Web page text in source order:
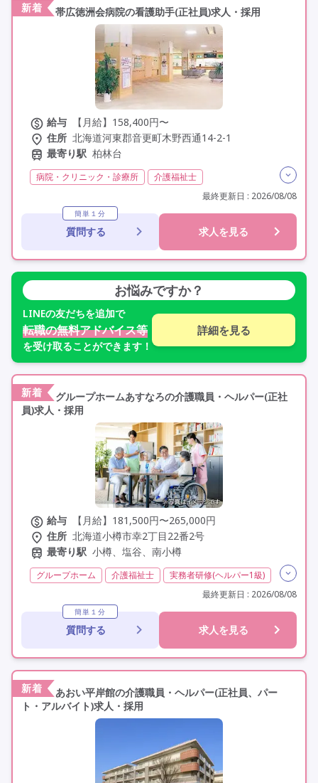
新着 帯広徳洲会病院の看護助手(正社員)求人・採用
給与
【月給】158,400円〜
住所 北海道河東郡音更町木野西通14-2-1
最寄り駅 柏林台
病院・クリニック・診療所
介護福祉士
常勤
社会保険完備
交通費支給
年間休日110日以上
学歴不問
定年60歳以上
最終更新日 : 2026/08/08
簡単１分
質問する 求人を見る
お悩みですか？
LINEの友だちを追加で
転職の無料アドバイス等
を受け取ることができます！
詳細を見る
新着
グループホームあすなろの介護職員・ヘルパー(正社
員)求人・採用
給与
【月給】181,500円〜265,000円
住所 北海道小樽市幸2丁目22番2号
最寄り駅 小樽、塩谷、南小樽
グループホーム 介護福祉士
実務者研修(ヘルパー1級)
夜勤専従
残業月20時間以内
残業ほぼなし
常勤
社会保険完備
交通費支給
託児所・保育支援あり
学歴不問
未経験歓迎
定年60歳以上
定年65歳以上 車通勤可
最終更新日 : 2026/08/08
簡単１分
質問する 求人を見る
新着
あおい平岸館の介護職員・ヘルパー(正社員、パー
ト・アルバイト)求人・採用